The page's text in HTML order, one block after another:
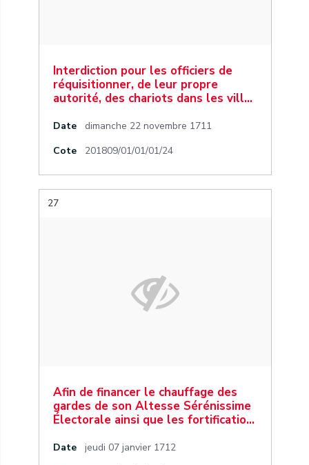
Interdiction pour les officiers de
réquisitionner, de leur propre
autorité, des chariots dans les vill…
Date
dimanche 22 novembre 1711
Cote
201809/01/01/01/24
27
Afin de financer le chauffage des
gardes de son Altesse Sérénissime
Électorale ainsi que les fortificatio…
Date
jeudi 07 janvier 1712